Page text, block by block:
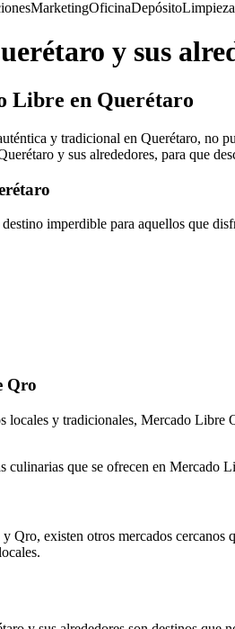
MarketingOficinaDepósitoLimpieza
y sus
Libre en Querétaro
y tradicional en Querétaro,
y sus alrededores, para que
imperdible para aquellos que
Qro
locales y tradicionales, Mercado Libre
culinarias que se ofrecen en Mercado
Qro, existen otros mercados